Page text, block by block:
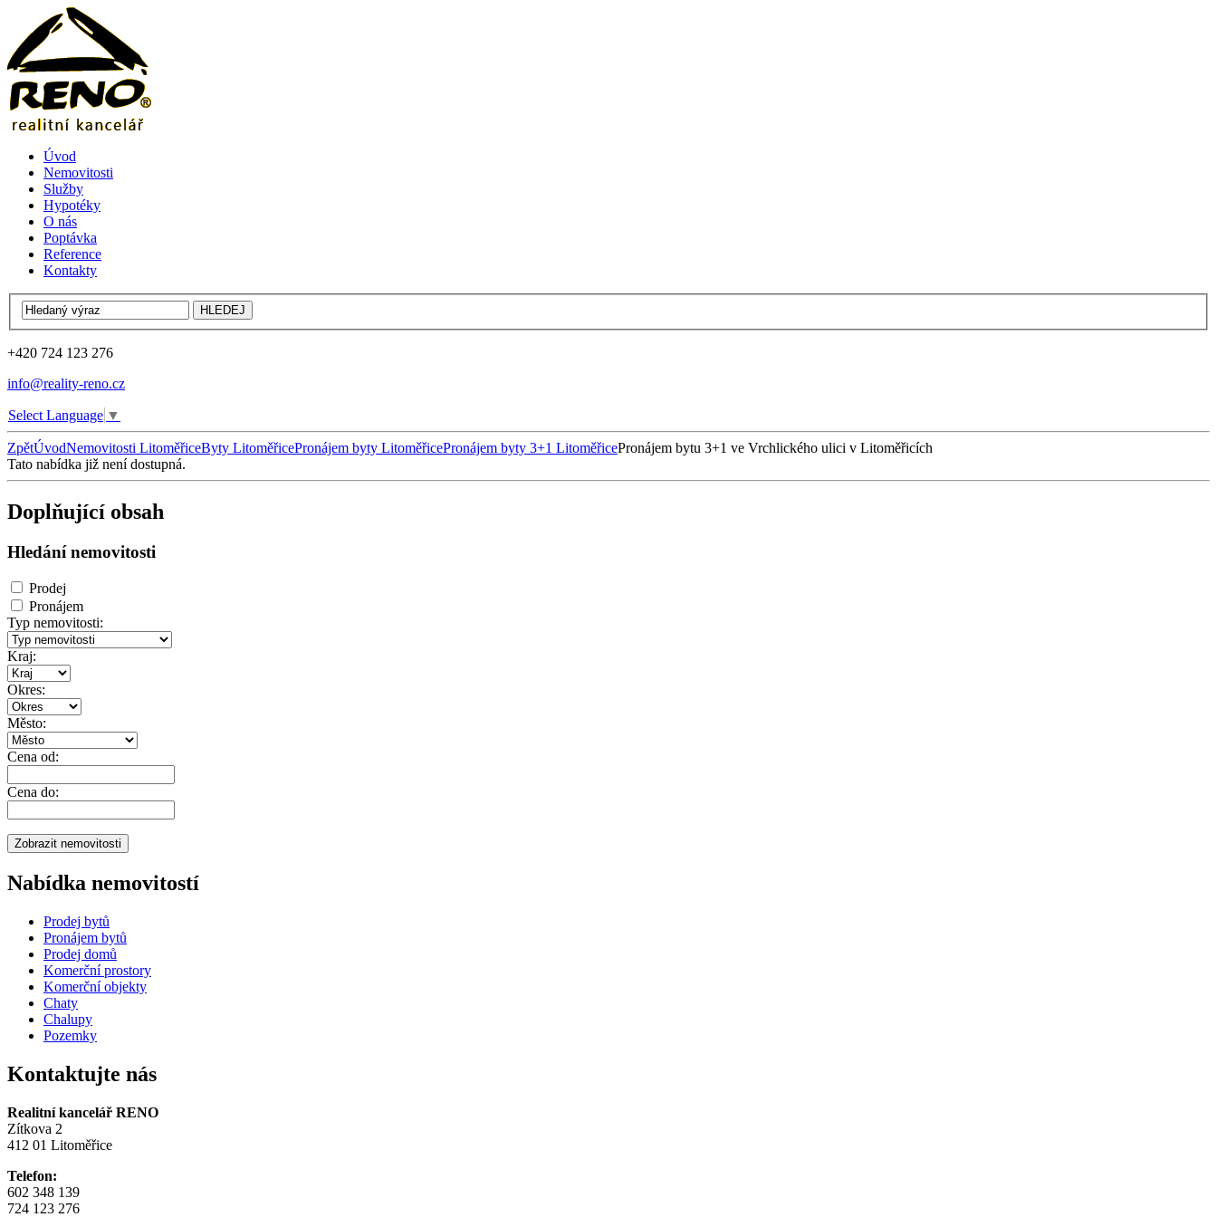
Úvod
Nemovitosti
Služby
Hypotéky
O nás
Poptávka
Reference
Kontakty
+420 724 123 276
info@reality-reno.cz
Select Language ▼
ZpětÚvodNemovitosti LitoměřiceByty LitoměřicePronájem byty LitoměřicePronájem byty 3+1 LitoměřicePronájem bytu 3+1 ve Vrchlického ulici v Litoměřicích
Tato nabídka již není dostupná.
Doplňující obsah
Hledání nemovitosti
Prodej
Pronájem
Typ nemovitosti:
Kraj:
Okres:
Město:
Cena od:
Cena do:
Nabídka nemovitostí
Prodej bytů
Pronájem bytů
Prodej domů
Komerční prostory
Komerční objekty
Chaty
Chalupy
Pozemky
Kontaktujte nás
Realitní kancelář RENO
Zítkova 2
412 01 Litoměřice
Telefon:
602 348 139
724 123 276